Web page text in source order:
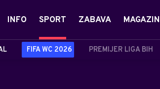
INFO SPORT
FIFA WC 2026 PREMIJER LIGA BIH
ZABAVA MAGAZIN